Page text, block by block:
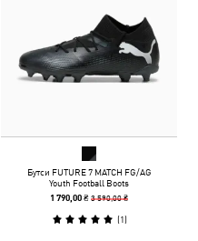
Бутси FUTURE 7 MATCH FG/AG
Youth Football Boots
1 790,00 ₴3 590,00 ₴
(1)